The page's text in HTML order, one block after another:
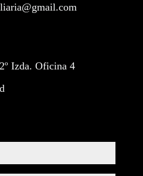
Izda. Oficina 4